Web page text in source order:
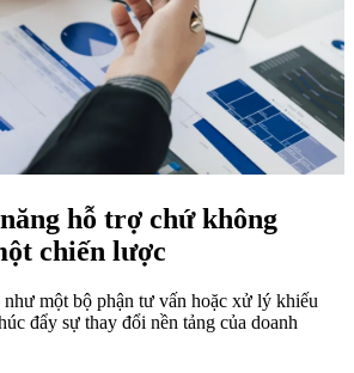
hỗ trợ chứ không
chiến lược
một bộ phận tư vấn hoặc xử lý khiếu
đẩy sự thay đổi nền tảng của doanh